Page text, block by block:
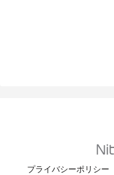
プライバシーポリシー